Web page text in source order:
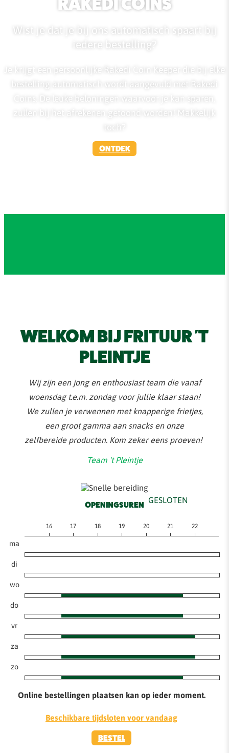
Wist je dat je bij ons automatisch spaart bij
iedere bestelling?
Je krijgt een persoonlijke Rakedi Coin Keeper die bij elke
bestelling automatisch wordt aangevuld met Rakedi
Coins. De leuke beloningen waarvoor je kan sparen,
zullen bij het afrekenen getoond worden! Makkelijk
ONTDEK
WELKOM BIJ FRITUUR 'T
PLEINTJE
Wij zijn een jong en enthousiast team die vanaf
woensdag t.e.m. zondag voor jullie klaar staan!
We zullen je verwennen met knapperige frietjes,
een groot gamma aan snacks en onze
zelfbereide producten. Kom zeker eens proeven!
Team 't Pleintje
OPENINGSUREN GESLOTEN
16 17 18 19 20 21 22
ma
di
wo
do
vr
za
zo
Online bestellingen plaatsen kan op ieder moment.
Beschikbare tijdsloten voor vandaag
BESTEL